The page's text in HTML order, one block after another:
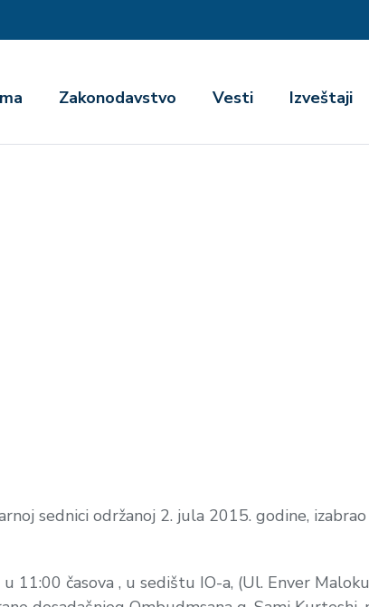
Zakonodavstvo Vesti Izveštaji
sednici održanoj 2. jula 2015. godine, izabrao
11:00 časova , u sedištu IO-a, (Ul. Enver